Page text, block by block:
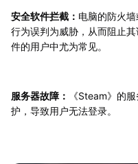
安全软件拦截： 电脑的防火
行为误判为威胁，从而阻止
件的用户中尤为常见。
服务器故障：
《Steam》的
护，导致用户无法登录。